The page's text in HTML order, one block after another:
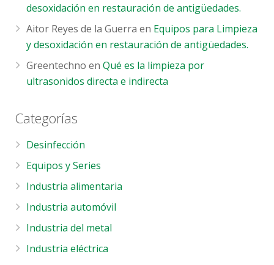
desoxidación en restauración de antigüedades.
Aitor Reyes de la Guerra en Equipos para Limpieza
y desoxidación en restauración de antigüedades.
Greentechno enQué es la limpieza por
ultrasonidos directa e indirecta
Categorías
Desinfección
Equipos y Series
Industria alimentaria
Industria automóvil
Industria del metal
Industria eléctrica